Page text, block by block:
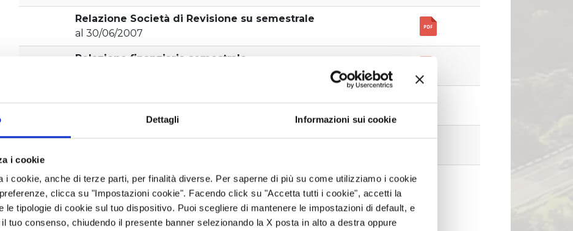
Dettagli Informazioni sui cookie
i cookie
i cookie, anche di terze parti, per finalità diverse. Per saperne di più su come utilizziamo i cookie
clicca su "Impostazioni cookie". Facendo click su "Accetta tutti i cookie", accetti la
le tipologie di cookie sul tuo dispositivo. Puoi scegliere di mantenere le impostazioni di default, e
tuo consenso, chiudendo il presente banner selezionando la X posta in alto a destra oppure
Relazione Società di Revisione su semestrale
al 30/06/2007
Relazione finanziaria semestrale
Bilancio di esercizio
Progetto di Bilancio di esercizio
pubblicato il 13/03/2008